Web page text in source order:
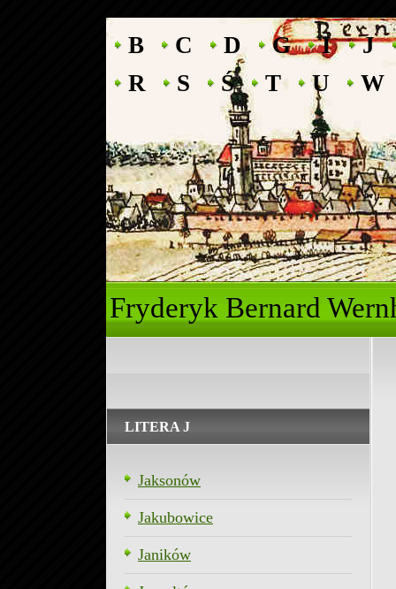
B C D G I
J
R
S Ś T U W
Fryderyk
LITERA J
Jaksonów
Jakubowice
Janików